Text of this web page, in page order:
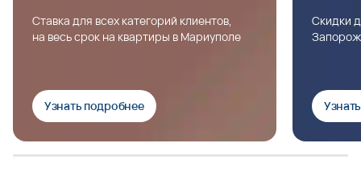
Ставка для всех категорий клиентов,
на весь срок на квартиры в Мариуполе
Узнать подробнее
Скидки